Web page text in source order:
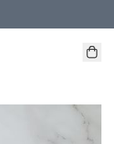
、本地取貨、國際送貨 )